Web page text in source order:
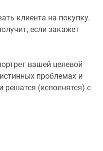
клиента на покупку.
если закажет
вашей целевой
проблемах и
решатся (исполнятся) с